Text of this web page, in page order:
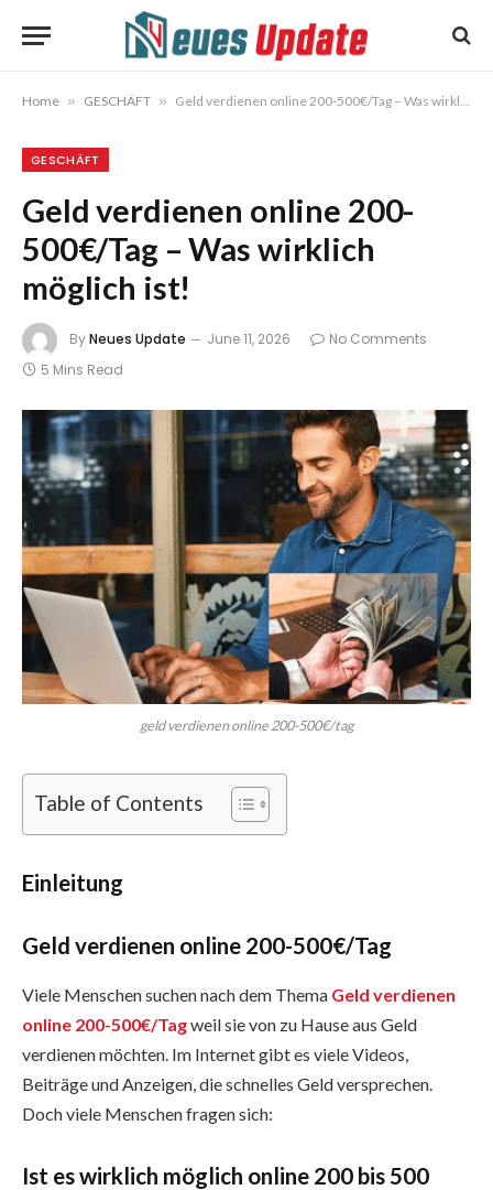
Home » GESCHÄFT » Geld verdienen online 200-500€/Tag – Was wirklich möglich ist!
GESCHÄFT
Geld verdienen online 200-
500€/Tag – Was wirklich
möglich ist!
ByNeues Update June 11, 2026
No Comments
5 Mins Read
geld verdienen online 200-500€/tag
Table of Contents
Einleitung
Geld verdienen online 200-500€/Tag
Viele Menschen suchen nach dem Thema Geld verdienen
online 200-500€/Tagweil sie von zu Hause aus Geld
verdienen möchten. Im Internet gibt es viele Videos,
Beiträge und Anzeigen, die schnelles Geld versprechen.
Doch viele Menschen fragen sich:
Ist es wirklich möglich online 200 bis 500